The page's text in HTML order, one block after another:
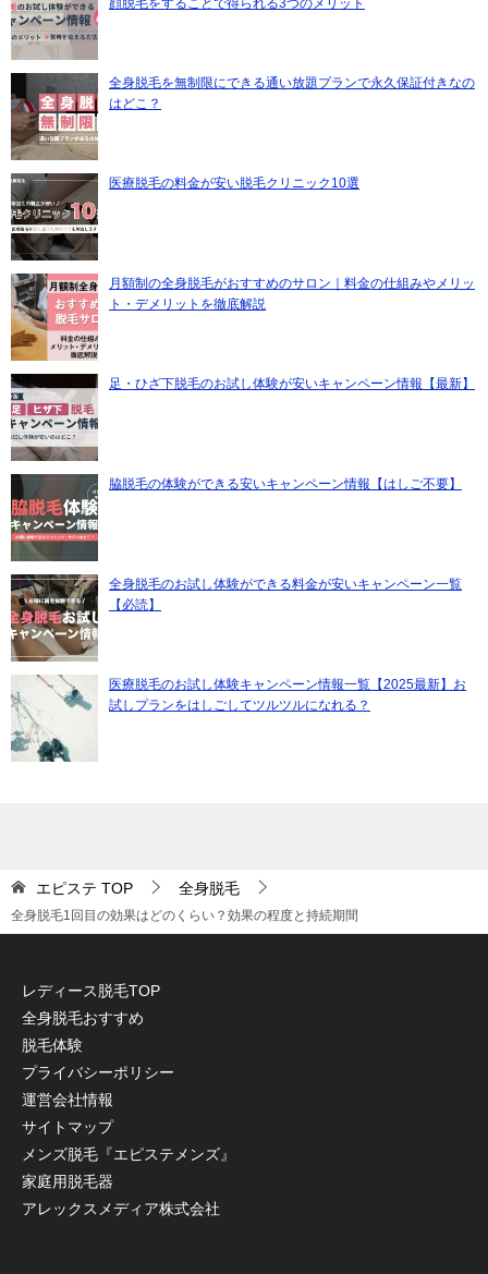
全身脱毛を無制限にできる通い放題プランで永久保証付きなの
はどこ？
医療脱毛の料金が安い脱毛クリニック10選
月額制の全身脱毛がおすすめのサロン｜料金の仕組みやメリッ
ト・デメリットを徹底解説
足・ひざ下脱毛のお試し体験が安いキャンペーン情報【最新】
脇脱毛の体験ができる安いキャンペーン情報【はしご不要】
全身脱毛のお試し体験ができる料金が安いキャンペーン一覧
【必読】
医療脱毛のお試し体験キャンペーン情報一覧【2025最新】お
試しプランをはしごしてツルツルになれる？
エピステ TOP 全身脱毛
全身脱毛1回目の効果はどのくらい？効果の程度と持続期間
レディース脱毛TOP
全身脱毛おすすめ
脱毛体験
プライバシーポリシー
運営会社情報
サイトマップ
メンズ脱毛『エピステメンズ』
家庭用脱毛器
アレックスメディア株式会社